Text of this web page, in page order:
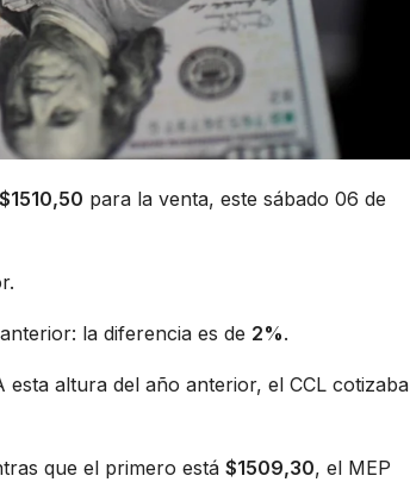
$1510,50 para la venta, este sábado 06 de
la diferencia es de 2%.
esta altura del año anterior, el CCL cotizaba
que el primero está $1509,30, el MEP